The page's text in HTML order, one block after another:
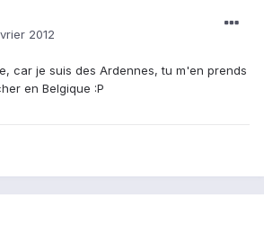
2012
car je suis des Ardennes, tu m'en prends
en Belgique :P